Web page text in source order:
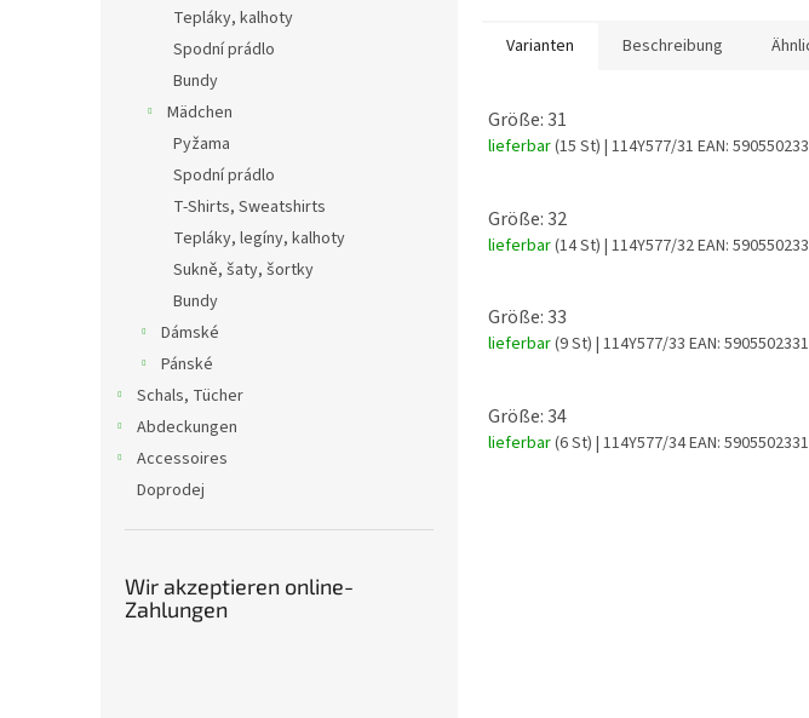
Tepláky, kalhoty
Spodní prádlo
Bundy
Mädchen
Pyžama
Spodní prádlo
T-Shirts, Sweatshirts
Tepláky, legíny, kalhoty
Sukně, šaty, šortky
Bundy
Dámské
Pánské
Schals, Tücher
Abdeckungen
Accessoires
Doprodej
Wir akzeptieren online-
Zahlungen
Varianten Beschreibung
Größe: 31
lieferbar(15 St) | 114Y577/31 EAN:
Größe: 32
lieferbar(14 St) | 114Y577/32EAN:
Größe: 33
lieferbar(9 St) | 114Y577/33 EAN:
Größe: 34
lieferbar(6 St) | 114Y577/34EAN: